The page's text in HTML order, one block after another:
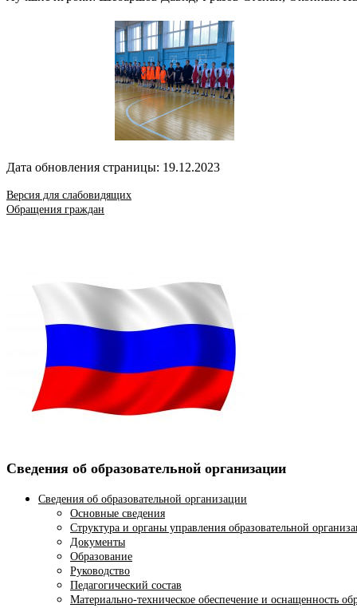
Дата обновления страницы: 19.12.2023
Версия для слабовидящих
Обращения граждан
Сведения об образовательной организации
Сведения об образовательной организации
Основные сведения
Структура и органы управления образовательной
Документы
Образование
Руководство
Педагогический состав
Материально-техническое обеспечение и оснащенность